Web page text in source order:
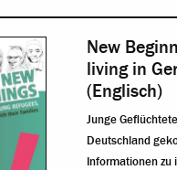
New
living in
(Englisch)
Junge
Deutschland
Informationen zu